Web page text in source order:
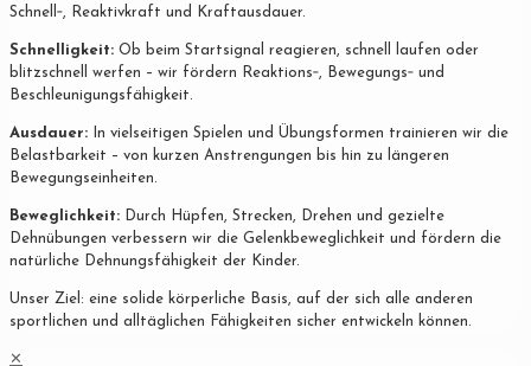
Schnell‐, Reaktivkraft und Kraftausdauer.
Schnelligkeit: Ob beim Startsignal reagieren, schnell laufen oder
blitzschnell werfen – wir fördern Reaktions‐, Bewegungs‐ und
Beschleunigungsfähigkeit.
Ausdauer: In vielseitigen Spielen und Übungsformen trainieren wir die
Belastbarkeit – von kurzen Anstrengungen bis hin zu längeren
Bewegungseinheiten.
Beweglichkeit: Durch Hüpfen, Strecken, Drehen und gezielte
Dehnübungen verbessern wir die Gelenkbeweglichkeit und fördern die
natürliche Dehnungsfähigkeit der Kinder.
Unser Ziel: eine solide körperliche Basis, auf der sich alle anderen
sportlichen und alltäglichen Fähigkeiten sicher entwickeln können.
✕